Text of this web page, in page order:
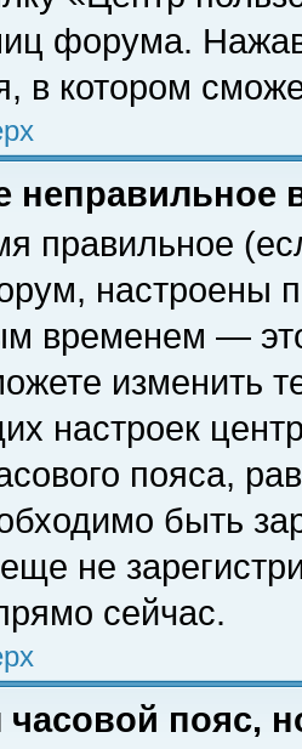
форума.
в котором
неправильное
правильное
настроены
временем —
изменить
настроек
пояса,
быть
не
сейчас.
часовой пояс,